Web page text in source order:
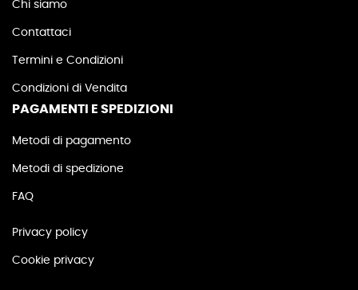
Chi siamo
Contattaci
Termini e Condizioni
Condizioni di Vendita
PAGAMENTI E SPEDIZIONI
Metodi di pagamento
Metodi di spedizione
FAQ
Privacy policy
Cookie privacy